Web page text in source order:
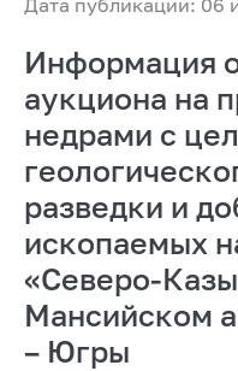
Информация
аукциона на
недрами с
разведки и
ископаемых
«Северо-
Мансийском
– Югры